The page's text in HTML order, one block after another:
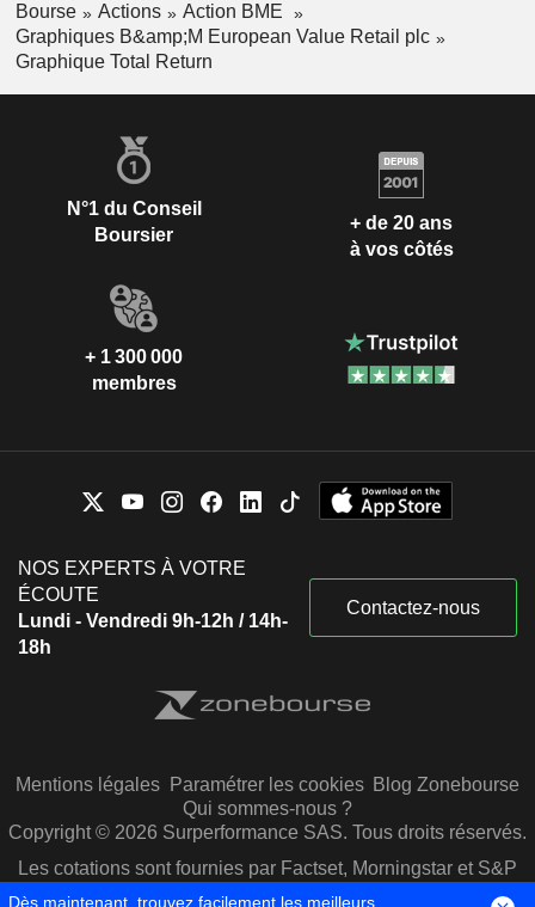
Bourse Actions
Action BME
Graphiques B&amp;M European Value Retail plc
Graphique Total Return
N°1 du Conseil
Boursier
+ de 20 ans
à vos côtés
+ 1 300 000
membres
NOS EXPERTS À VOTRE
ÉCOUTE
Lundi - Vendredi 9h-12h / 14h-
18h
Contactez-nous
Mentions légales Paramétrer les cookies Blog Zonebourse
Qui sommes-nous ?
Copyright © 2026 Surperformance SAS. Tous droits réservés.
Les cotations sont fournies par Factset, Morningstar et S&P
Capital IQ
Dès maintenant, trouvez facilement les meilleurs